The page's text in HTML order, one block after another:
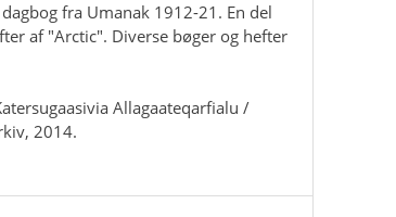
fra Umanak 1912-21. En del
af "Arctic". Diverse bøger og hefter
Allagaateqarfialu /
2014.